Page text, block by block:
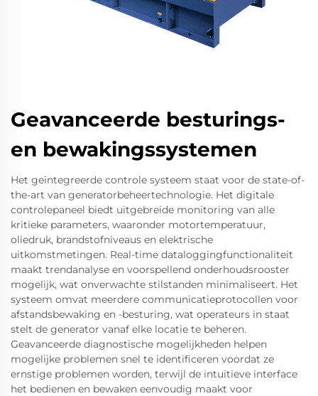
Geavanceerde besturings-
en bewakingssystemen
Het geïntegreerde controle systeem staat voor de state-of-
the-art van generatorbeheertechnologie. Het digitale
controlepaneel biedt uitgebreide monitoring van alle
kritieke parameters, waaronder motortemperatuur,
oliedruk, brandstofniveaus en elektrische
uitkomstmetingen. Real-time dataloggingfunctionaliteit
maakt trendanalyse en voorspellend onderhoudsrooster
mogelijk, wat onverwachte stilstanden minimaliseert. Het
systeem omvat meerdere communicatieprotocollen voor
afstandsbewaking en -besturing, wat operateurs in staat
stelt de generator vanaf elke locatie te beheren.
Geavanceerde diagnostische mogelijkheden helpen
mogelijke problemen snel te identificeren voordat ze
ernstige problemen worden, terwijl de intuïtieve interface
het bedienen en bewaken eenvoudig maakt voor